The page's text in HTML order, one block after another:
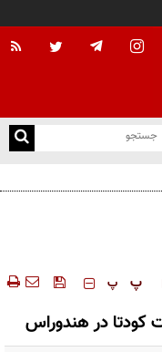
‍‍‍ پ پ
کودتا در هندوراس